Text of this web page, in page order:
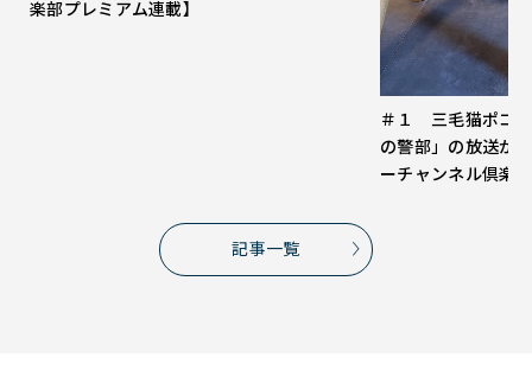
楽部プレミアム連載】
＃１ 三毛猫ポコ
の警部」の放送が
ーチャンネル倶楽
記事一覧